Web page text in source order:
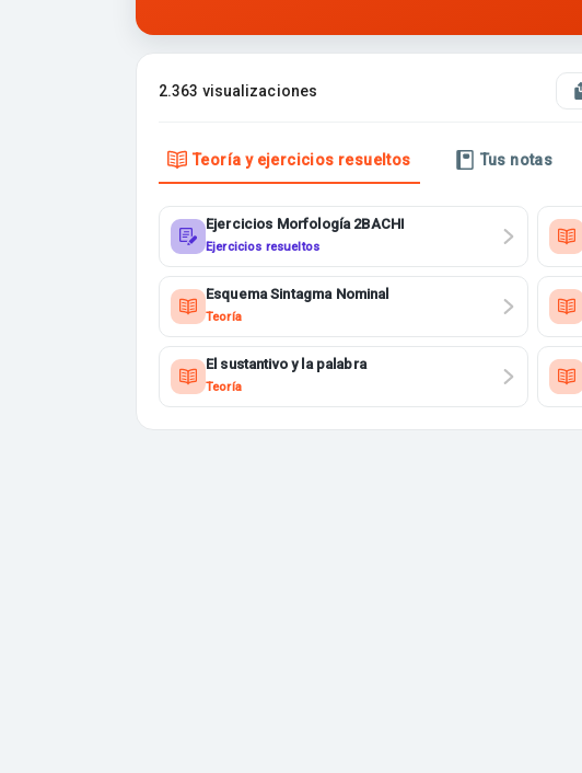
2.363 visualizaciones
Teoría y ejercicios resueltos Tus notas
Ejercicios Morfología 2BACHI
Ejercicios resueltos
Esquema Sintagma Nominal
Teoría
El sustantivo y la palabra
Teoría